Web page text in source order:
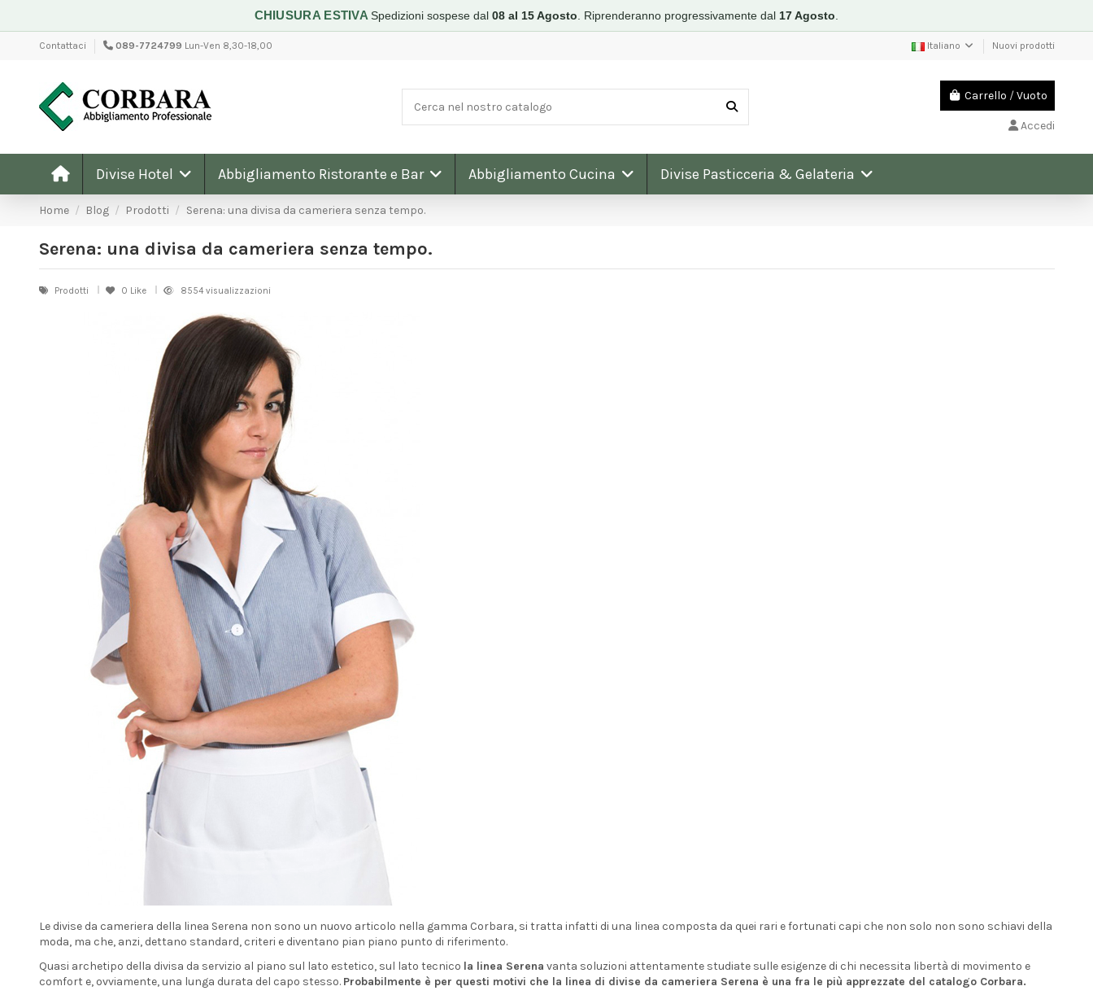
CHIUSURA ESTIVASpedizioni sospese dal08 al 15 Agosto Riprenderanno progressivamente dal 17 Agosto
Contattaci 089-7724799 Lun-Ven 8,30-18,00 Italiano Nuovi prodotti
Carrello /Vuoto
Accedi
Divise Hotel Abbigliamento Ristorante e Bar Abbigliamento Cucina Divise Pasticceria & Gelateria
Home Blog Prodotti Serena: una divisa da cameriera senza tempo.
Serena: una divisa da cameriera senza tempo.
Prodotti 0 Like 8554 visualizzazioni
Le divise da cameriera della linea Serena non sono un nuovo articolo nella gamma Corbara, si tratta infatti di una linea composta da quei rari e fortunati capi che non solo non sono schiavi della
moda, ma che, anzi, dettano standard, criteri e diventano pian piano punto di riferimento.
Quasi archetipo della divisa da servizio al piano sul lato estetico, sul lato tecnico la linea Serena vanta soluzioni attentamente studiate sulle esigenze di chi necessita libertà di movimento e
comfort e, ovviamente, una lunga durata del capo stesso. Probabilmente è per questi motivi che la linea di divise da cameriera Serena è una fra le più apprezzate del catalogo Corbara.